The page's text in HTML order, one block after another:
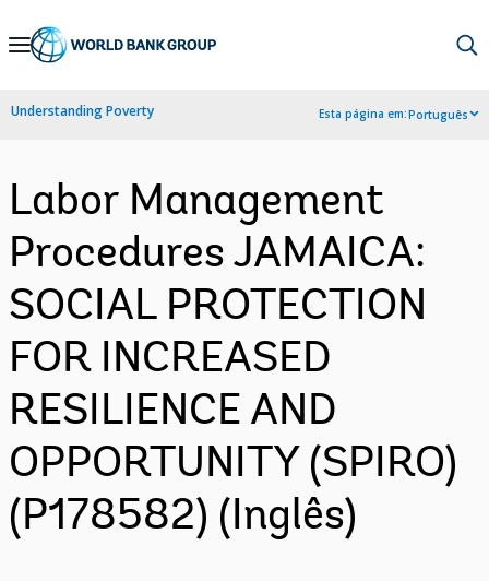
Skip
Navigation
Understanding Poverty Esta página em:Português
Labor Management
Procedures JAMAICA:
SOCIAL PROTECTION
FOR INCREASED
RESILIENCE AND
OPPORTUNITY (SPIRO)
(P178582) (Inglês)